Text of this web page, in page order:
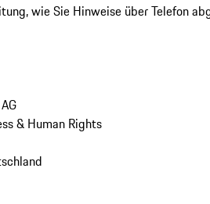
wie Sie Hinweise über Telefon
& Human Rights